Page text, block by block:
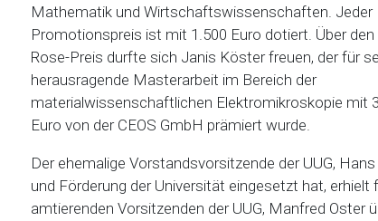
Mathematik und Wirtschaftswissenschaften. Jeder
Promotionspreis ist mit 1.500 Euro dotiert. Über den
Rose-Preis durfte sich Janis Köster freuen, der für
herausragende Masterarbeit im Bereich der
materialwissenschaftlichen Elektromikroskopie mit
Euro von der CEOS GmbH prämiert wurde.
Der ehemalige Vorstandsvorsitzende der UUG,
und Förderung der Universität eingesetzt hat,
amtierenden Vorsitzenden der UUG, Manfred Oster